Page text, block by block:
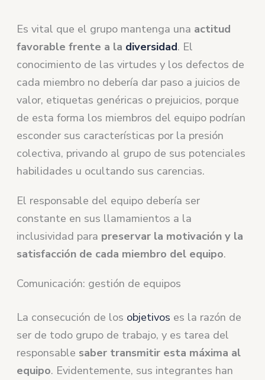
Es vital que el grupo mantenga una actitud
favorable frente a la diversidad. El
conocimiento de las virtudes y los defectos de
cada miembro no debería dar paso a juicios de
valor, etiquetas genéricas o prejuicios, porque
de esta forma los miembros del equipo podrían
esconder sus características por la presión
colectiva, privando al grupo de sus potenciales
habilidades u ocultando sus carencias.
El responsable del equipo debería ser
constante en sus llamamientos a la
inclusividad para preservar la motivación y la
satisfacción de cada miembro del equipo.
Comunicación: gestión de equipos
La consecución de los objetivos es la razón de
ser de todo grupo de trabajo, y es tarea del
responsable saber transmitir esta máxima al
equipo. Evidentemente, sus integrantes han